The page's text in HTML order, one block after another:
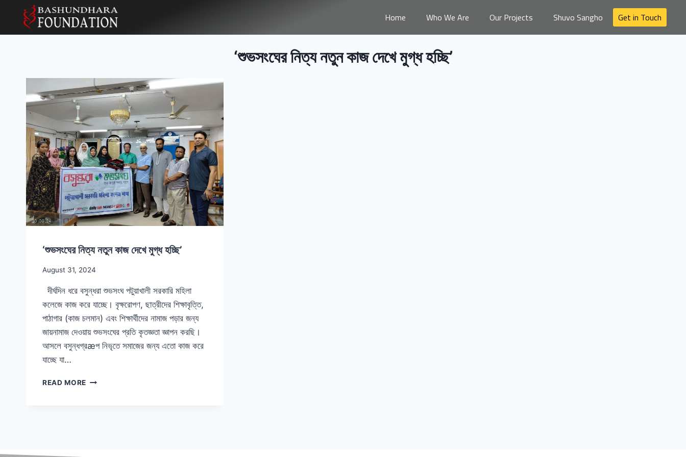
Home Who We Are Our Projects Shuvo Sangho Get in Touch
‘শুভসংঘের নিত্য নতুন কাজ দেখে মুগ্ধ হচ্ছি’
‘শুভসংঘের নিত্য নতুন কাজ দেখে মুগ্ধ হচ্ছি’
August 31, 2024
দীর্ঘদিন ধরে বসুন্ধরা শুভসংঘ পটুয়াখালী সরকারি মহিলা
কলেজে কাজ করে যাচ্ছে। বৃক্ষরোপণ, ছাত্রীদের শিক্ষাবৃত্তি,
পাঠাগার (কাজ চলমান) এবং শিক্ষার্থীদের নামাজ পড়ার জন্য
জায়নামাজ দেওয়ায় শুভসংঘের প্রতি কৃতজ্ঞতা জ্ঞাপন করছি।
আসলে বসুন্ধগ্রæপ নিভৃতে সমাজের জন্য এতো কাজ করে
যাচ্ছে যা…
READ MORE